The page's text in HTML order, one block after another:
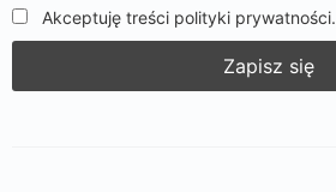
Akceptuję treści polityki prywatności.